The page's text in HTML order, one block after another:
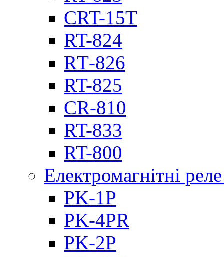
CRT-15T
RT-824
RТ-826
RT-825
CR-810
RT-833
RT-800
Електромагнітні
PK-1P
PK-4PR
PK-2Р